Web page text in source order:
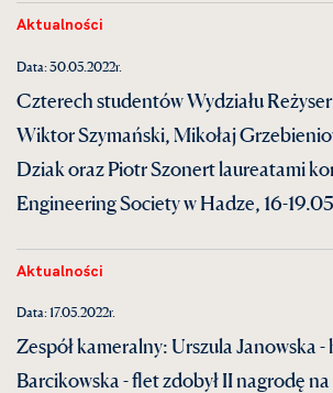
Aktualności
Data: 30.05.2022r.
Czterech studentów Wydziału
Wiktor Szymański, Mikołaj
Dziak oraz Piotr Szonert laureatami
Engineering Society w Hadze, 16-
Aktualności
Data: 17.05.2022r.
Zespół kameralny: Urszula Janowska
Barcikowska - flet zdobył II nagrodę